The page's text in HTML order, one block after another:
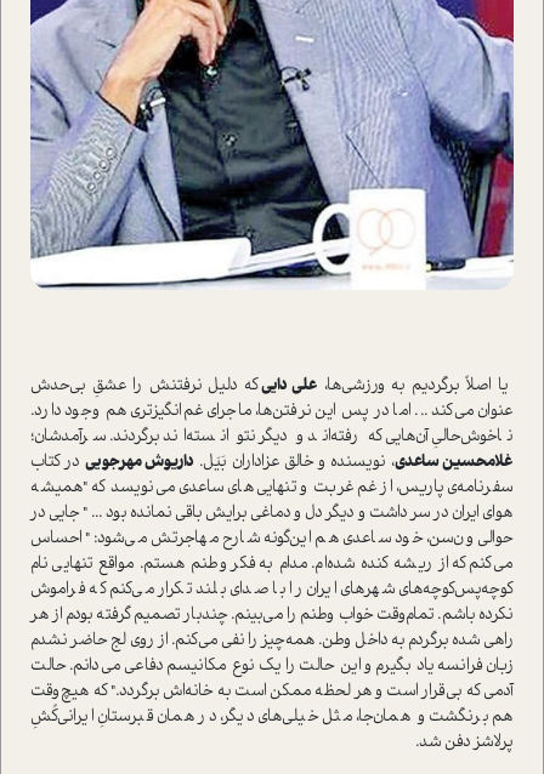
یا اصلاً برگردیم به ورزشی‌ها، علی داییکه دلیل نرفتنش را عشق‌ِ بی‌حدش
عنوان می‌‌کند ... اما در پس این نرفتن‌ها، ماجرای غم‌انگیزتری هم وجود دارد.
ناخوش‌حالیِ آن‌هایی که رفته‌اند و دیگر نتوانسته‌اند برگردند. سرآمدشان؛
غلامحسین ساعدی، نویسنده و خالق عزاداران بَیَل. داریوش مهرجویی در کتاب
سفرنامه‌ی پاریس، از غم غربت و تنهایی‌های ساعدی می‌نویسد که "همیشه
هوای ایران در سر داشت و دیگر دل و دماغی برایش باقی نمانده بود ... " جایی در
حوالی ون‌سن، خود ساعدی هم این‌گونه شارح مهاجرتش می‌شود: "احساس
می‌کنم که از ریشه کنده شده‌ام. مدام به فکر وطنم هستم. مواقع تنهایی نام
کوچه‌پس‌کوچه‌های شهر‌های ایران را با صدای بلند تکرار می‌کنم که فراموش
نکرده باشم. تمام‌وقت خواب وطنم را می‌بینم. چندبار تصمیم گرفته بودم از هر
راهی شده برگردم به داخل وطن. همه‌چیز را نفی می‌کنم. از روی لج حاضر نشدم
زبان فرانسه یاد بگیرم و این حالت را یک نوع مکانیسم دفاعی می‌دانم. حالت
آدمی که بی‌قرار ا‌ست و هر لحظه ممکن ا‌ست به خانه‌اش برگردد." که هیچ‌وقت
هم برنگشت و همان‌جا، مثل خیلی‌های دیگر، در همان قبرستانِ ایرانی‌کُشِ
پرلاشز دفن شد.